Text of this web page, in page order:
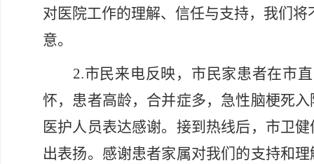
对医院工作的理解、信任与支持，我们
意。
2.市民来电反映，市民家患者在市
怀，患者高龄，合并症多，急性脑梗死
医护人员表达感谢。接到热线后，市卫
出表扬。感谢患者家属对我们的支持和